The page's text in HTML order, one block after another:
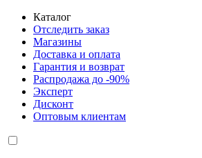
Каталог
Отследить заказ
Магазины
Доставка и оплата
Гарантия и возврат
Распродажа до -90%
Эксперт
Дисконт
Оптовым клиентам